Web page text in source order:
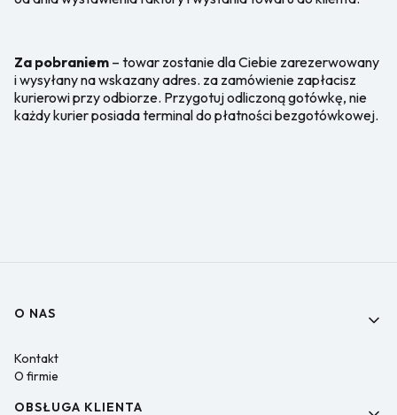
Za pobraniem – towar zostanie dla Ciebie zarezerwowany
i wysyłany na wskazany adres. za zamówienie zapłacisz
kurierowi przy odbiorze. Przygotuj odliczoną gotówkę, nie
każdy kurier posiada terminal do płatności bezgotówkowej.
Linki w stopce
O NAS
Kontakt
O firmie
OBSŁUGA KLIENTA